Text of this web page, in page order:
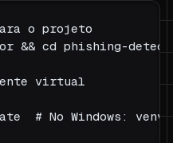
o projeto
&& cd phishing-
virtual
# No Windows: